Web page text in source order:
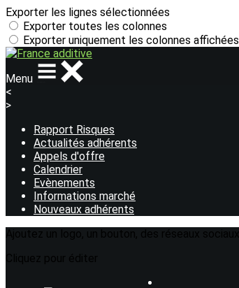
Exporter les lignes sélectionnées
Exporter toutes les colonnes
Exporter uniquement les colonnes affichées
Menu
<
>
Rapport Risques
Actualités adhérents
Appels d'offre
Calendrier
Evènements
Informations marché
Nouveaux adhérents